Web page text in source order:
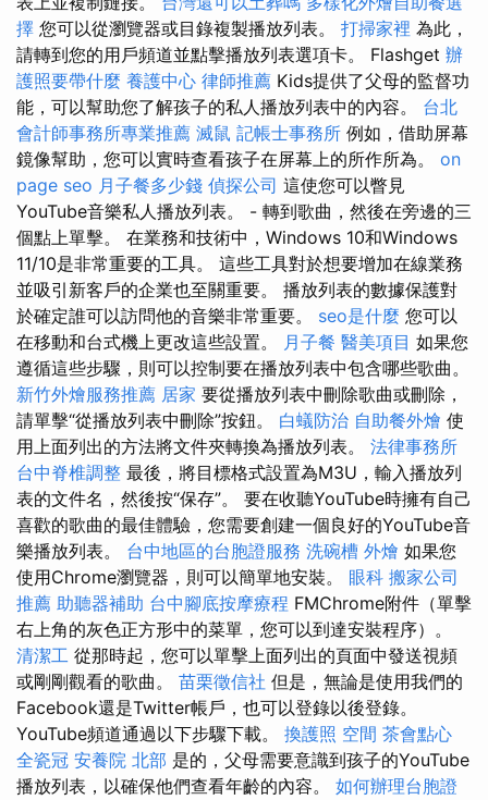
擇 您可以從瀏覽器或目錄複製播放列表。 打掃家裡 為此，
請轉到您的用戶頻道並點擊播放列表選項卡。 Flashget 辦
護照要帶什麼 養護中心 律師推薦 Kids提供了父母的監督功
能，可以幫助您了解孩子的私人播放列表中的內容。 台北
會計師事務所專業推薦 滅鼠 記帳士事務所 例如，借助屏幕
鏡像幫助，您可以實時查看孩子在屏幕上的所作所為。 on
page seo 月子餐多少錢 偵探公司 這使您可以瞥見
YouTube音樂私人播放列表。 - 轉到歌曲，然後在旁邊的三
個點上單擊。 在業務和技術中，Windows 10和Windows
11/10是非常重要的工具。 這些工具對於想要增加在線業務
並吸引新客戶的企業也至關重要。 播放列表的數據保護對
於確定誰可以訪問他的音樂非常重要。 seo是什麼 您可以
在移動和台式機上更改這些設置。 月子餐 醫美項目 如果您
遵循這些步驟，則可以控制要在播放列表中包含哪些歌曲。
新竹外燴服務推薦 居家 要從播放列表中刪除歌曲或刪除，
請單擊“從播放列表中刪除”按鈕。 白蟻防治 自助餐外燴 使
用上面列出的方法將文件夾轉換為播放列表。 法律事務所
台中脊椎調整 最後，將目標格式設置為M3U，輸入播放列
表的文件名，然後按“保存”。 要在收聽YouTube時擁有自己
喜歡的歌曲的最佳體驗，您需要創建一個良好的YouTube音
樂播放列表。 台中地區的台胞證服務 洗碗槽 外燴 如果您
使用Chrome瀏覽器，則可以簡單地安裝。 眼科 搬家公司
推薦 助聽器補助 台中腳底按摩療程 FMChrome附件（單擊
右上角的灰色正方形中的菜單，您可以到達安裝程序）。
清潔工 從那時起，您可以單擊上面列出的頁面中發送視頻
或剛剛觀看的歌曲。 苗栗徵信社 但是，無論是使用我們的
Facebook還是Twitter帳戶，也可以登錄以後登錄。
YouTube頻道通過以下步驟下載。 換護照 空間 茶會點心
全瓷冠 安養院 北部 是的，父母需要意識到孩子的YouTube
播放列表，以確保他們查看年齡的內容。 如何辦理台胞證